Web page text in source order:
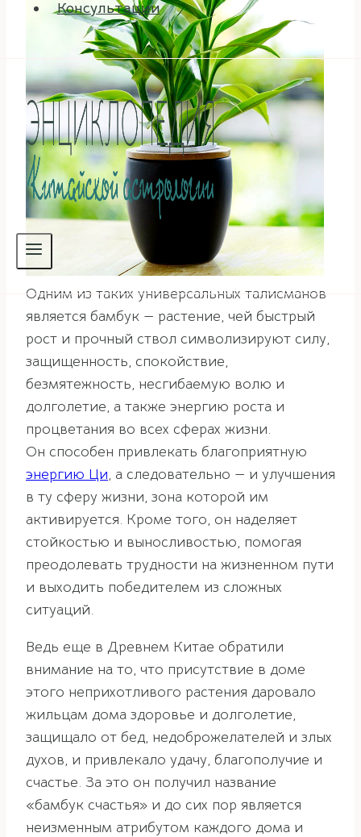
Консультации
Одним из таких универсальных талисманов
является бамбук — растение, чей быстрый
рост и прочный ствол символизируют силу,
защищенность, спокойствие,
безмятежность, несгибаемую волю и
долголетие, а также энергию роста и
процветания во всех сферах жизни.
Он способен привлекать благоприятную
энергию Ци, а следовательно — и улучшения
в ту сферу жизни, зона которой им
активируется. Кроме того, он наделяет
стойкостью и выносливостью, помогая
преодолевать трудности на жизненном пути
и выходить победителем из сложных
ситуаций.
Ведь еще в Древнем Китае обратили
внимание на то, что присутствие в доме
этого неприхотливого растения даровало
жильцам дома здоровье и долголетие,
защищало от бед, недоброжелателей и злых
духов, и привлекало удачу, благополучие и
счастье. За это он получил название
«бамбук счастья» и до сих пор является
неизменным атрибутом каждого дома и